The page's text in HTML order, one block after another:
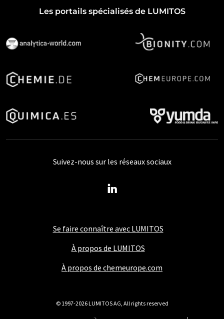
Les portails spécialisés de LUMITOS
Se faire connaître avec LUMITOS
À propos de LUMITOS
À propos de chemeurope.com
Suivez-nous sur les réseaux sociaux
© 1997-2026 LUMITOS AG, All rights reserved